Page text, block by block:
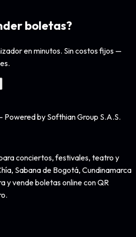
boletas?
en minutos. Sin costos fijos —
by Softhian Group S.A.S.
conciertos, festivales, teatro y
Sabana de Bogotá, Cundinamarca
y vende boletas online con QR